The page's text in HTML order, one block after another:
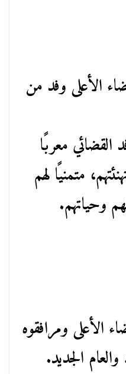
الأعلى وفد من
القضائي معربًا
متمنيًا لهم
وحياتهم.
الأعلى ومرافقوه
والعام الجديد.